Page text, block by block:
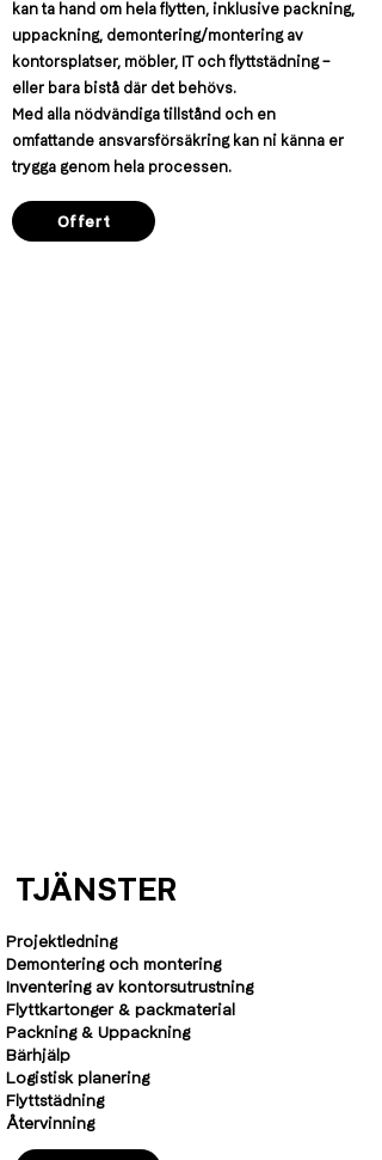
kan ta hand om hela flytten, inklusive packning,
uppackning, demontering/montering av
kontorsplatser, möbler, IT och flyttstädning –
eller bara bistå där det behövs.
Med alla nödvändiga tillstånd och en
omfattande ansvarsförsäkring kan ni känna er
trygga genom hela processen.
Offert
TJÄNSTER
Projektledning
Demontering och montering
Inventering av kontorsutrustning
Flyttkartonger & packmaterial
Packning & Uppackning
Bärhjälp
Logistisk planering
Flyttstädning
Återvinning